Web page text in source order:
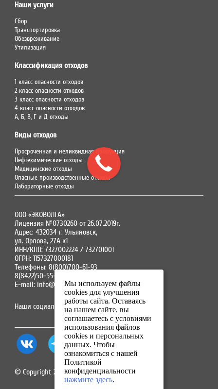
Наши услуги
Сбор
Транспортировка
Обезвреживание
Утилизация
Классификация отходов
1 класс опасности отходов
2 класс опасности отходов
3 класс опасности отходов
4 класс опасности отходов
А, Б, В, Г и Д отходы
Виды отходов
Просроченная и неликвидная продукция
Нефтехимические отходы
Медицинские отходы
Опасные производственные отходы
Лабораторные отходы
ООО «ЭКОВОЛГА»
Лицензия №0730260 от 26.07.2019г.
Адрес: 432034 г. Ульяновск,
ул. Орлова, 27А к1
ИНН/КПП: 7327002224 / 732701001
ОГРН: 1157327000181
Телефоны: 8(800)700-61-93
8(8422)50-55-91
E-mail: info@ecovolga73.ru
Наши социальные сети:
© Copyright 2025. Все права защищены.
Мы используем файлы
cookies для улучшения
работы сайта. Оставаясь
на нашем сайте, вы
соглашаетесь с условиями
использования файлов
cookies и персональных
данных. Чтобы
ознакомиться с нашей
Политикой
конфиденциальности
нажмите здесь.